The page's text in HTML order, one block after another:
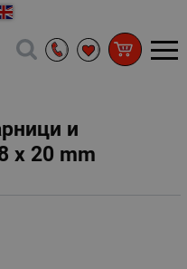
и
x 20 mm